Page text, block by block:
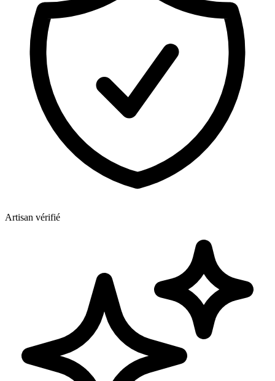
Artisan vérifié